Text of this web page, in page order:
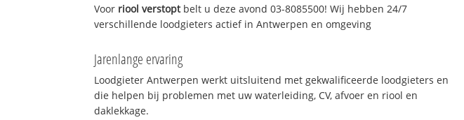
Voor riool verstoptbelt u deze avond 03-8085500! Wij hebben 24/7
verschillende loodgieters actief in Antwerpen en omgeving
Jarenlange ervaring
Loodgieter Antwerpen werkt uitsluitend met gekwalificeerde loodgieters en
die helpen bij problemen met uw waterleiding, CV, afvoer en riool en
daklekkage.